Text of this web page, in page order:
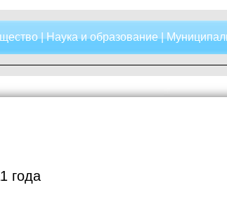
|Наука и образование|
года